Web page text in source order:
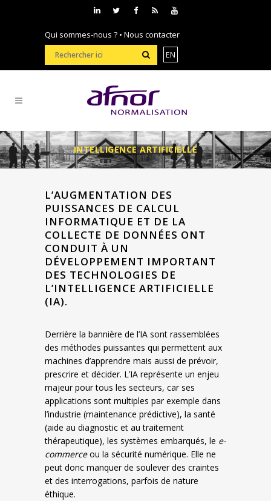
Qui sommes-nous ? • Nous contacter
EN
INTELLIGENCE ARTIFICIELLE
L’AUGMENTATION DES
PUISSANCES DE CALCUL
INFORMATIQUE ET DE LA
COLLECTE DE DONNÉES ONT
CONDUIT À UN
DÉVELOPPEMENT IMPORTANT
DES TECHNOLOGIES DE
L’INTELLIGENCE ARTIFICIELLE
(IA).
Derrière la bannière de l’IA sont rassemblées
des méthodes puissantes qui permettent aux
machines d’apprendre mais aussi de prévoir,
prescrire et décider. L’IA représente un enjeu
majeur pour tous les secteurs, car ses
applications sont multiples par exemple dans
l’industrie (maintenance prédictive), la santé
(aide au diagnostic et au traitement
thérapeutique), les systèmes embarqués, le e-
commerceou la sécurité numérique. Elle ne
peut donc manquer de soulever des craintes
et des interrogations, parfois de nature
éthique.